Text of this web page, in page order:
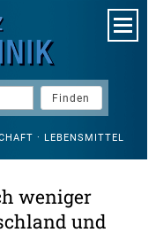
· LEBENSMITTEL
weniger
und